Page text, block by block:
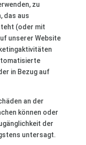
zu
das aus
(oder mit
unserer Website
in Bezug auf
an der
können oder
der
untersagt.